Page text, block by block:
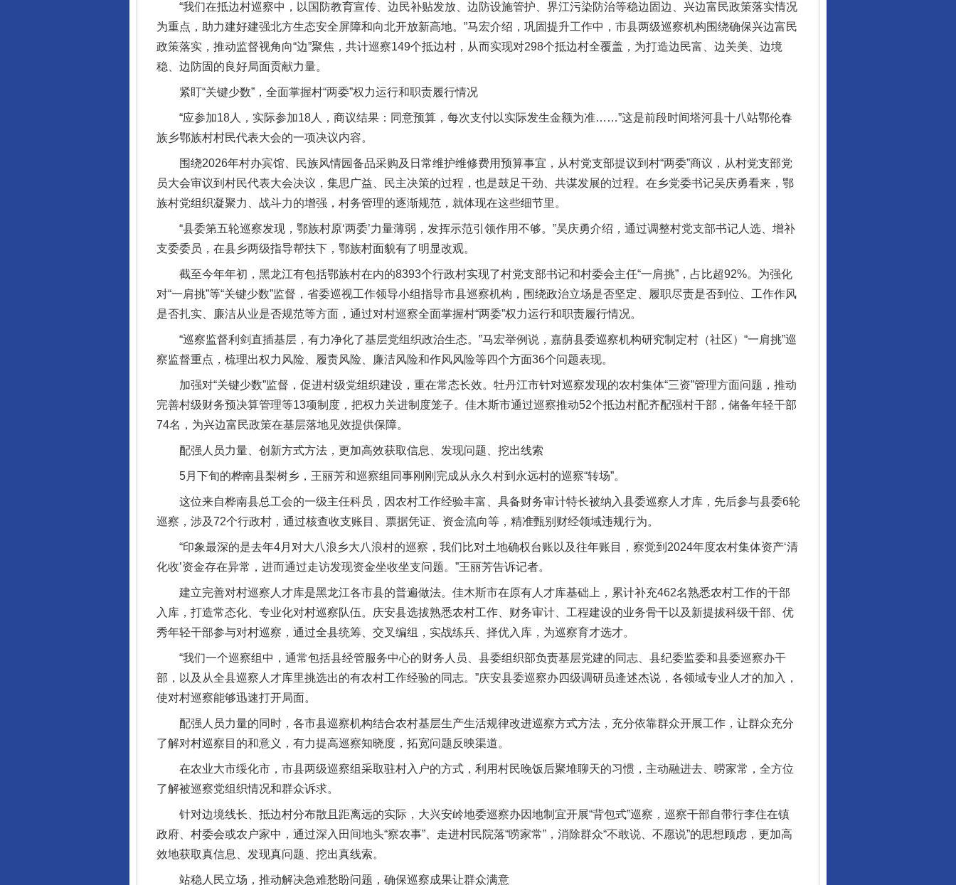
“我们在抵边村巡察中，以国防教育宣传、边民补贴发放、边防设施管护、界江污染防治等稳边固边、兴边富民政策落实情况
为重点，助力建好建强北方生态安全屏障和向北开放新高地。”马宏介绍，巩固提升工作中，市县两级巡察机构围绕确保兴边富民
政策落实，推动监督视角向“边”聚焦，共计巡察149个抵边村，从而实现对298个抵边村全覆盖，为打造边民富、边关美、边境
稳、边防固的良好局面贡献力量。
紧盯“关键少数”，全面掌握村“两委”权力运行和职责履行情况
“应参加18人，实际参加18人，商议结果：同意预算，每次支付以实际发生金额为准……”这是前段时间塔河县十八站鄂伦春
族乡鄂族村村民代表大会的一项决议内容。
围绕2026年村办宾馆、民族风情园备品采购及日常维护维修费用预算事宜，从村党支部提议到村“两委”商议，从村党支部党
员大会审议到村民代表大会决议，集思广益、民主决策的过程，也是鼓足干劲、共谋发展的过程。在乡党委书记吴庆勇看来，鄂
族村党组织凝聚力、战斗力的增强，村务管理的逐渐规范，就体现在这些细节里。
“县委第五轮巡察发现，鄂族村原‘两委’力量薄弱，发挥示范引领作用不够。”吴庆勇介绍，通过调整村党支部书记人选、增补
支委委员，在县乡两级指导帮扶下，鄂族村面貌有了明显改观。
截至今年年初，黑龙江有包括鄂族村在内的8393个行政村实现了村党支部书记和村委会主任“一肩挑”，占比超92%。为强化
对“一肩挑”等“关键少数”监督，省委巡视工作领导小组指导市县巡察机构，围绕政治立场是否坚定、履职尽责是否到位、工作作风
是否扎实、廉洁从业是否规范等方面，通过对村巡察全面掌握村“两委”权力运行和职责履行情况。
“巡察监督利剑直插基层，有力净化了基层党组织政治生态。”马宏举例说，嘉荫县委巡察机构研究制定村（社区）“一肩挑”巡
察监督重点，梳理出权力风险、履责风险、廉洁风险和作风风险等四个方面36个问题表现。
加强对“关键少数”监督，促进村级党组织建设，重在常态长效。牡丹江市针对巡察发现的农村集体“三资”管理方面问题，推动
完善村级财务预决算管理等13项制度，把权力关进制度笼子。佳木斯市通过巡察推动52个抵边村配齐配强村干部，储备年轻干部
74名，为兴边富民政策在基层落地见效提供保障。
配强人员力量、创新方式方法，更加高效获取信息、发现问题、挖出线索
5月下旬的桦南县梨树乡，王丽芳和巡察组同事刚刚完成从永久村到永远村的巡察“转场”。
这位来自桦南县总工会的一级主任科员，因农村工作经验丰富、具备财务审计特长被纳入县委巡察人才库，先后参与县委6轮
巡察，涉及72个行政村，通过核查收支账目、票据凭证、资金流向等，精准甄别财经领域违规行为。
“印象最深的是去年4月对大八浪乡大八浪村的巡察，我们比对土地确权台账以及往年账目，察觉到2024年度农村集体资产‘清
化收’资金存在异常，进而通过走访发现资金坐收坐支问题。”王丽芳告诉记者。
建立完善对村巡察人才库是黑龙江各市县的普遍做法。佳木斯市在原有人才库基础上，累计补充462名熟悉农村工作的干部
入库，打造常态化、专业化对村巡察队伍。庆安县选拔熟悉农村工作、财务审计、工程建设的业务骨干以及新提拔科级干部、优
秀年轻干部参与对村巡察，通过全县统筹、交叉编组，实战练兵、择优入库，为巡察育才选才。
“我们一个巡察组中，通常包括县经管服务中心的财务人员、县委组织部负责基层党建的同志、县纪委监委和县委巡察办干
部，以及从全县巡察人才库里挑选出的有农村工作经验的同志。”庆安县委巡察办四级调研员逄述杰说，各领域专业人才的加入，
使对村巡察能够迅速打开局面。
配强人员力量的同时，各市县巡察机构结合农村基层生产生活规律改进巡察方式方法，充分依靠群众开展工作，让群众充分
了解对村巡察目的和意义，有力提高巡察知晓度，拓宽问题反映渠道。
在农业大市绥化市，市县两级巡察组采取驻村入户的方式，利用村民晚饭后聚堆聊天的习惯，主动融进去、唠家常，全方位
了解被巡察党组织情况和群众诉求。
针对边境线长、抵边村分布散且距离远的实际，大兴安岭地委巡察办因地制宜开展“背包式”巡察，巡察干部自带行李住在镇
政府、村委会或农户家中，通过深入田间地头“察农事”、走进村民院落“唠家常”，消除群众“不敢说、不愿说”的思想顾虑，更加高
效地获取真信息、发现真问题、挖出真线索。
站稳人民立场，推动解决急难愁盼问题，确保巡察成果让群众满意